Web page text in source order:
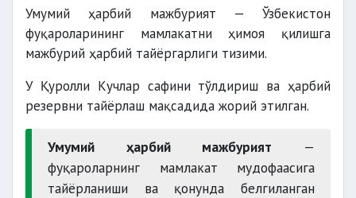
Умумий ҳарбий мажбурият — Ўзбекистон
фуқароларининг мамлакатни ҳимоя қилишга
мажбурий ҳарбий тайёргарлиги тизими.
У Қуролли Кучлар сафини тўлдириш ва ҳарбий
резервни тайёрлаш мақсадида жорий этилган.
Умумий ҳарбий мажбурият —
фуқароларнинг мамлакат мудофаасига
тайёрланиши ва қонунда белгиланган